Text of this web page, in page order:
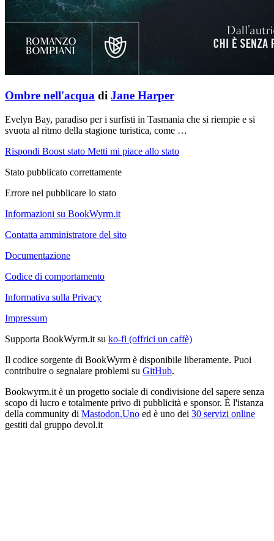
Ombre nell'acqua di Jane Harper
Evelyn Bay, paradiso per i surfisti in Tasmania che si riempie e si
svuota al ritmo della stagione turistica, come …
Rispondi Boost stato Metti mi piace allo stato
Stato pubblicato correttamente
Errore nel pubblicare lo stato
Informazioni su BookWyrm.it
Contatta amministratore del sito
Documentazione
Codice di comportamento
Informativa sulla Privacy
Impressum
Supporta BookWyrm.it su ko-fi (offrici un caffè)
Il codice sorgente di BookWyrm è disponibile liberamente. Puoi
contribuire o segnalare problemi su GitHub.
Bookwyrm.it è un progetto sociale di condivisione del sapere senza
scopo di lucro e totalmente privo di pubblicità e sponsor. È l'istanza
della community di Mastodon.Uno ed è uno dei 30 servizi online
gestiti dal gruppo devol.it